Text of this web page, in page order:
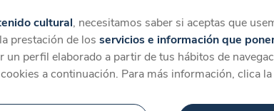
Categorías Favoritos Más
para '8816 Versos'
cultural, necesitamos saber si aceptas que
prestación de los servicios e información que
un perfil elaborado a partir de tus hábitos de
a continuación. Para más información, clica la